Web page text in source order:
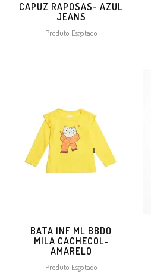
CAPUZ RAPOSAS- AZUL
JEANS
Produto Esgotado
BATA INF ML BBDO
MILA CACHECOL-
AMARELO
Produto Esgotado